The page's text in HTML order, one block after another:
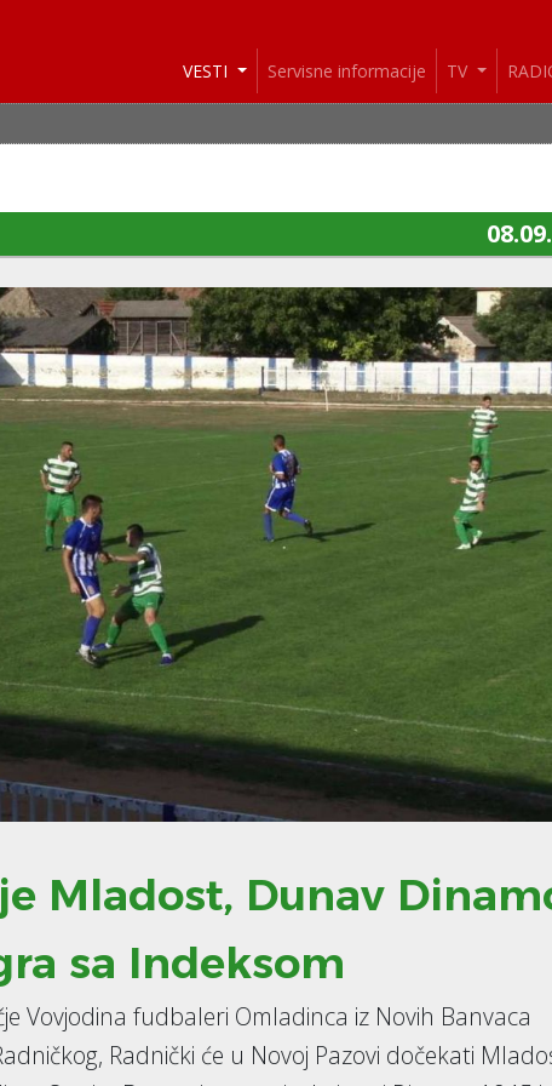
VESTI Servisne informacije TV
Mladost, Dunav
sa Indeksom
Vovjodina fudbaleri Omladinca iz Novih Banvaca
Radnički će u Novoj Pazovi dočekati